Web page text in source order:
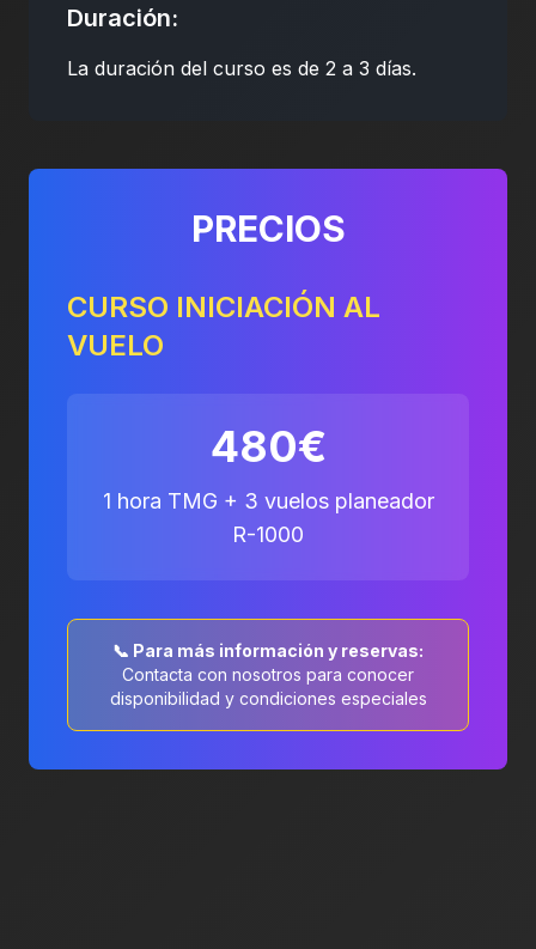
Duración:
La duración del curso es de 2 a 3 días.
PRECIOS
CURSO INICIACIÓN AL
VUELO
480€
1 hora TMG + 3 vuelos planeador
R-1000
📞 Para más información y reservas:
Contacta con nosotros para conocer
disponibilidad y condiciones especiales